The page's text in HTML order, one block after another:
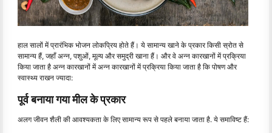
हाल सालों में प्रारंभिक भोजन लोकप्रिय होते हैं। ये सामान्य खाने के प्रकार किसी स्रोत से
सामान्य हैं, जहाँ अन्न, पशुओं, मूल्य और समुद्री खाना हैं। और वे अन्न कारखानों में प्रक्रिया
किया जाता है अन्न कारखानों में अन्न कारखानों में प्रक्रिया किया जाता है कि पोषण और
स्वास्थ्य राखन ज्यादा:
पूर्व बनाया गया मील के प्रकार
अलग जीवन शैली की आवश्यकता के लिए सामान्य रूप से पहले बनाया जाता है. ये समाविष्ट हैं: